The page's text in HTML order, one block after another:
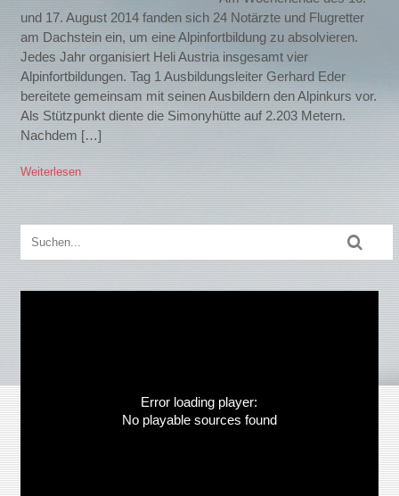
und 17. August 2014 fanden sich 24 Notärzte und Flugretter
am Dachstein ein, um eine Alpinfortbildung zu absolvieren.
Jedes Jahr organisiert Heli Austria insgesamt vier
Alpinfortbildungen. Tag 1 Ausbildungsleiter Gerhard Eder
bereitete gemeinsam mit seinen Ausbildern den Alpinkurs vor.
Als Stützpunkt diente die Simonyhütte auf 2.203 Metern.
Nachdem […]
Weiterlesen
Error loading player:
No playable sources found